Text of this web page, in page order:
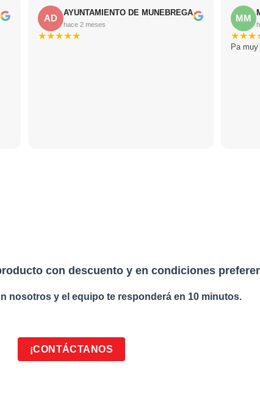
AD
AYUNTAMIENTO DE MUNEBREGA
hace 2 meses
★★★★★
MM
★★★
Pa
con descuento y en condiciones
nosotros y el equipo te responderá en 10 minutos.
¡CONTÁCTANOS